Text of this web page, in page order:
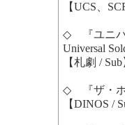
【UCS、
◇ 『ユニバ
Universal
【札劇 /
◇ 『ザ・ホ
【DINOS /